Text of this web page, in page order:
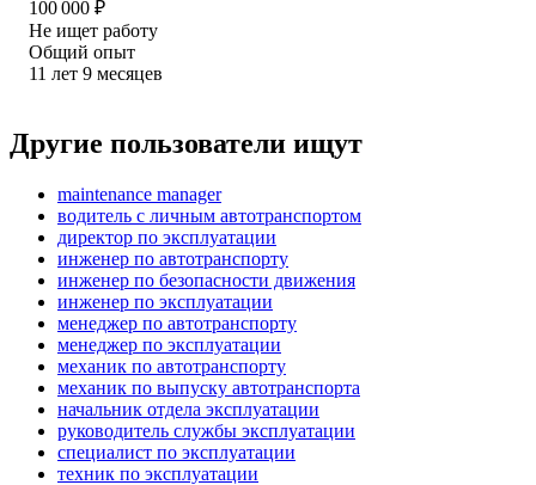
100 000 ₽
Не ищет работу
Общий опыт
11 лет 9 месяцев
Другие пользователи ищут
maintenance manager
водитель с личным автотранспортом
директор по эксплуатации
инженер по автотранспорту
инженер по безопасности движения
инженер по эксплуатации
менеджер по автотранспорту
менеджер по эксплуатации
механик по автотранспорту
механик по выпуску автотранспорта
начальник отдела эксплуатации
руководитель службы эксплуатации
специалист по эксплуатации
техник по эксплуатации